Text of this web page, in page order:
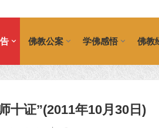
佛教公案 学佛感悟 佛教
十证”(2011年10月30日)